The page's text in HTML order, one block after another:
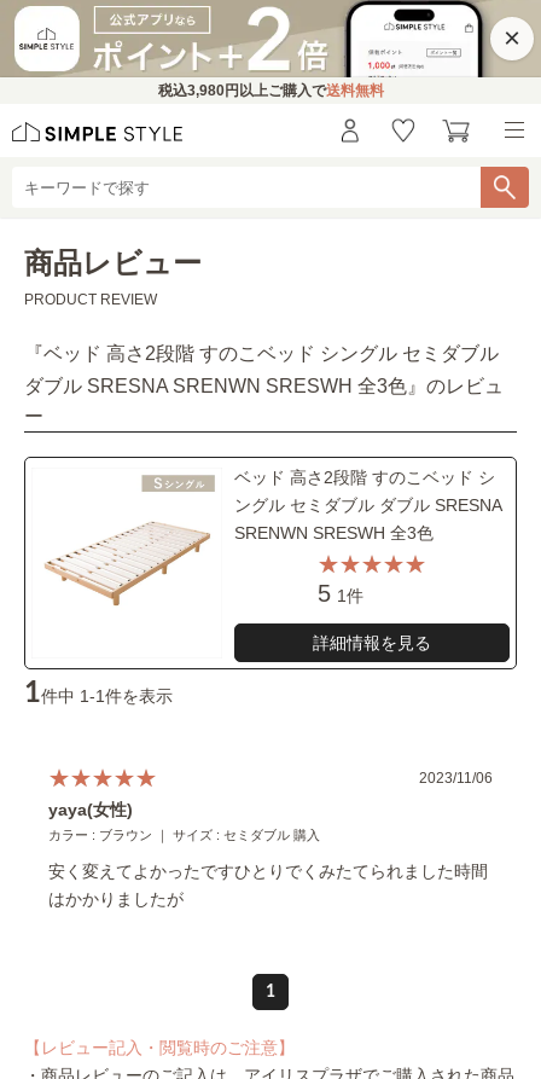
×
税込3,980円 以上ご購入で送料無料
商品レビュー
PRODUCT REVIEW
『ベッド 高さ2段階 すのこベッド シングル セミダブル
ダブル SRESNA SRENWN SRESWH 全3色 』のレビュ
ー
ベッド 高さ2段階 すのこベッド シ
ングル セミダブル ダブル SRESNA
SRENWN SRESWH 全3色
5 1件
詳細情報を見る
1件中 1-1件を表示
2023/11/06
yaya(女性)
カラー : ブラウン ｜ サイズ : セミダブル 購入
安く変えてよかったですひとりでくみたてられました時間
はかかりましたが
1
【レビュー記入・閲覧時のご注意】